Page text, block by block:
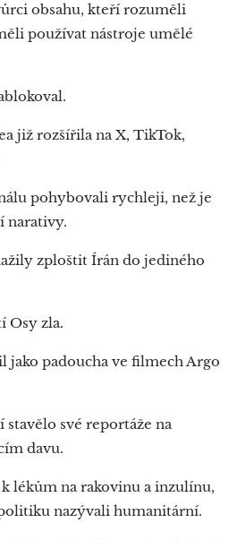
obsahu, kteří rozuměli
používat nástroje umělé
již rozšířila na X, TikTok,
pohybovali rychleji, než je
narativy.
zploštit Írán do jediného
Osy zla.
padoucha ve filmech Argo
své reportáže na
davu.
lékům na rakovinu a inzulínu,
nazývali humanitární.